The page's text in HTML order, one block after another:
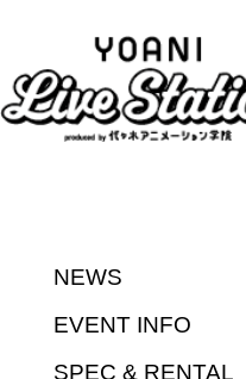
NEWS
EVENT INFO
SPEC & RENTAL